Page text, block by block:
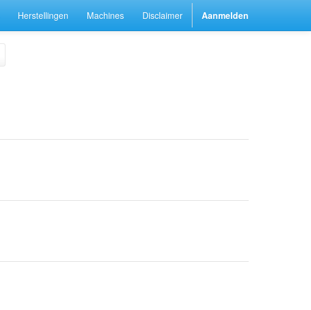
Herstellingen Machines Disclaimer Aanmelden